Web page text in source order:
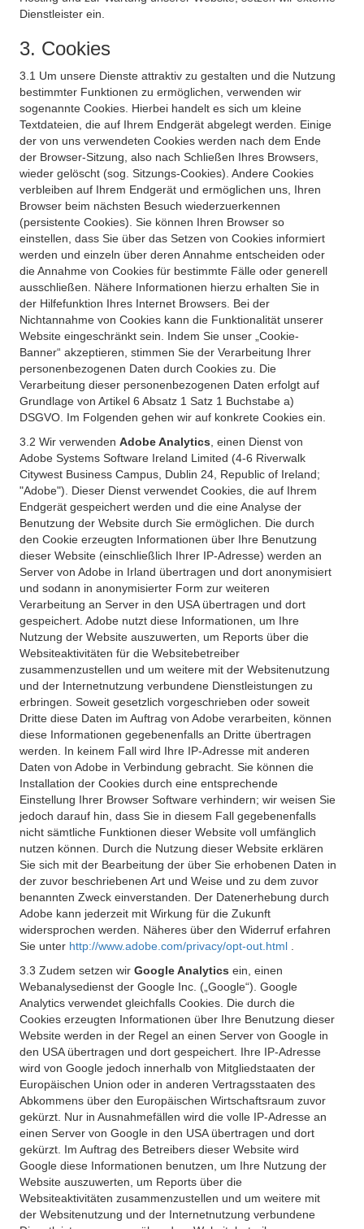
Dienstleister ein.
3. Cookies
3.1 Um unsere Dienste attraktiv zu gestalten und die Nutzung
bestimmter Funktionen zu ermöglichen, verwenden wir
sogenannte Cookies. Hierbei handelt es sich um kleine
Textdateien, die auf Ihrem Endgerät abgelegt werden. Einige
der von uns verwendeten Cookies werden nach dem Ende
der Browser-Sitzung, also nach Schließen Ihres Browsers,
wieder gelöscht (sog. Sitzungs-Cookies). Andere Cookies
verbleiben auf Ihrem Endgerät und ermöglichen uns, Ihren
Browser beim nächsten Besuch wiederzuerkennen
(persistente Cookies). Sie können Ihren Browser so
einstellen, dass Sie über das Setzen von Cookies informiert
werden und einzeln über deren Annahme entscheiden oder
die Annahme von Cookies für bestimmte Fälle oder generell
ausschließen. Nähere Informationen hierzu erhalten Sie in
der Hilfefunktion Ihres Internet Browsers. Bei der
Nichtannahme von Cookies kann die Funktionalität unserer
Website eingeschränkt sein. Indem Sie unser „Cookie-
Banner“ akzeptieren, stimmen Sie der Verarbeitung Ihrer
personenbezogenen Daten durch Cookies zu. Die
Verarbeitung dieser personenbezogenen Daten erfolgt auf
Grundlage von Artikel 6 Absatz 1 Satz 1 Buchstabe a)
DSGVO. Im Folgenden gehen wir auf konkrete Cookies ein.
3.2 Wir verwenden Adobe Analytics , einen Dienst von
Adobe Systems Software Ireland Limited (4-6 Riverwalk
Citywest Business Campus, Dublin 24, Republic of Ireland;
"Adobe"). Dieser Dienst verwendet Cookies, die auf Ihrem
Endgerät gespeichert werden und die eine Analyse der
Benutzung der Website durch Sie ermöglichen. Die durch
den Cookie erzeugten Informationen über Ihre Benutzung
dieser Website (einschließlich Ihrer IP-Adresse) werden an
Server von Adobe in Irland übertragen und dort anonymisiert
und sodann in anonymisierter Form zur weiteren
Verarbeitung an Server in den USA übertragen und dort
gespeichert. Adobe nutzt diese Informationen, um Ihre
Nutzung der Website auszuwerten, um Reports über die
Websiteaktivitäten für die Websitebetreiber
zusammenzustellen und um weitere mit der Websitenutzung
und der Internetnutzung verbundene Dienstleistungen zu
erbringen. Soweit gesetzlich vorgeschrieben oder soweit
Dritte diese Daten im Auftrag von Adobe verarbeiten, können
diese Informationen gegebenenfalls an Dritte übertragen
werden. In keinem Fall wird Ihre IP-Adresse mit anderen
Daten von Adobe in Verbindung gebracht. Sie können die
Installation der Cookies durch eine entsprechende
Einstellung Ihrer Browser Software verhindern; wir weisen Sie
jedoch darauf hin, dass Sie in diesem Fall gegebenenfalls
nicht sämtliche Funktionen dieser Website voll umfänglich
nutzen können. Durch die Nutzung dieser Website erklären
Sie sich mit der Bearbeitung der über Sie erhobenen Daten in
der zuvor beschriebenen Art und Weise und zu dem zuvor
benannten Zweck einverstanden. Der Datenerhebung durch
Adobe kann jederzeit mit Wirkung für die Zukunft
widersprochen werden. Näheres über den Widerruf erfahren
Sie unter http://www.adobe.com/privacy/opt-out.html
3.3 Zudem setzen wir Google Analytics ein, einen
Webanalysedienst der Google Inc. („Google“). Google
Analytics verwendet gleichfalls Cookies. Die durch die
Cookies erzeugten Informationen über Ihre Benutzung dieser
Website werden in der Regel an einen Server von Google in
den USA übertragen und dort gespeichert. Ihre IP-Adresse
wird von Google jedoch innerhalb von Mitgliedstaaten der
Europäischen Union oder in anderen Vertragsstaaten des
Abkommens über den Europäischen Wirtschaftsraum zuvor
gekürzt. Nur in Ausnahmefällen wird die volle IP-Adresse an
einen Server von Google in den USA übertragen und dort
gekürzt. Im Auftrag des Betreibers dieser Website wird
Google diese Informationen benutzen, um Ihre Nutzung der
Website auszuwerten, um Reports über die
Websiteaktivitäten zusammenzustellen und um weitere mit
der Websitenutzung und der Internetnutzung verbundene